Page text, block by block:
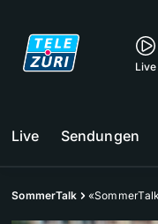
Live
Live Sendungen
SommerTalk